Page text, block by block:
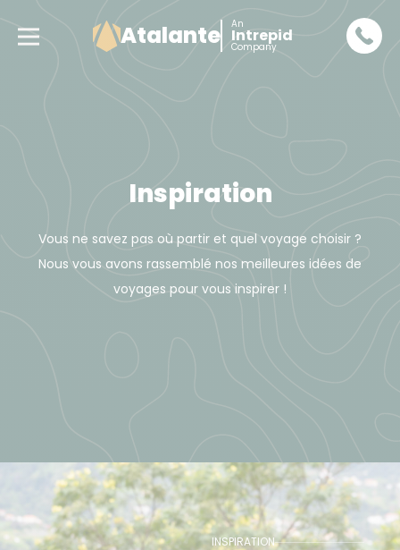
Atalante An
Intrepid
Company
Inspiration
Vous ne savez pas où partir et quel voyage choisir ?
Nous vous avons rassemblé nos meilleures idées de
voyages pour vous inspirer !
INSPIRATION